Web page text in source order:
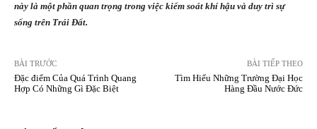
này là một phần quan trọng trong việc kiểm soát khí hậu và duy trì sự
sống trên Trái Đất.
BÀI TRƯỚC
Đặc điểm Của Quá Trình Quang
Hợp Có Những Gì Đặc Biệt
BÀI TIẾP THEO
Tìm Hiểu Những Trường Đại Học
Hàng Đầu Nước Đức